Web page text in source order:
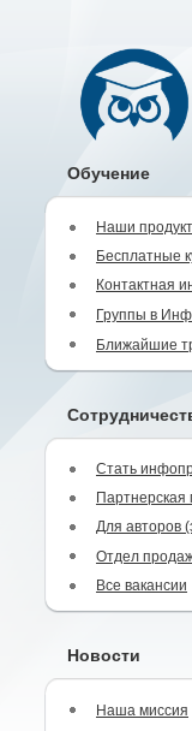
Обучение
Наши
Бесплатные
Контактная
Группы в
Ближайшие
Стать
Партнерская
Для авторов
Отдел
Все вакансии
Новости
Наша миссия